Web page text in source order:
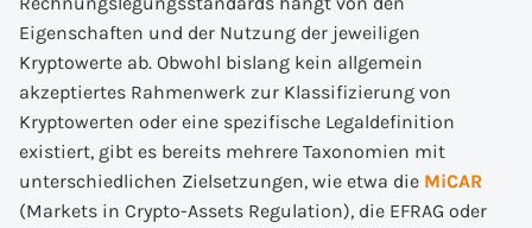
Eigenschaften und der Nutzung der jeweiligen
Kryptowerte ab. Obwohl bislang kein allgemein
akzeptiertes Rahmenwerk zur Klassifizierung von
Kryptowerten oder eine spezifische Legaldefinition
existiert, gibt es bereits mehrere Taxonomien mit
unterschiedlichen Zielsetzungen, wie etwa die MiCAR
(Markets in Crypto-Assets Regulation), die EFRAG oder